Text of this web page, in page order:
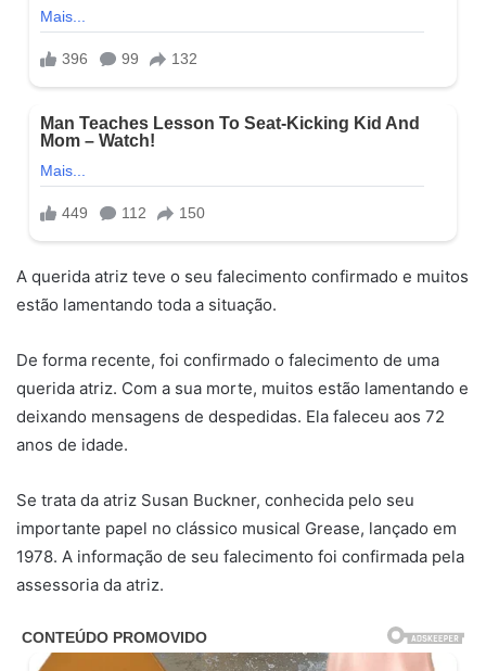
A querida atriz teve o seu falecimento confirmado e muitos
estão lamentando toda a situação.
De forma recente, foi confirmado o falecimento de uma
querida atriz. Com a sua morte, muitos estão lamentando e
deixando mensagens de despedidas. Ela faleceu aos 72
anos de idade.
Se trata da atriz Susan Buckner, conhecida pelo seu
importante papel no clássico musical Grease, lançado em
1978. A informação de seu falecimento foi confirmada pela
assessoria da atriz.